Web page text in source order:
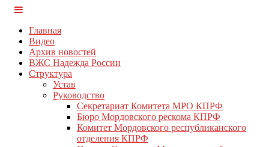
Перейти
содержимому
Главная
Видео
Архив новостей
ВЖС Надежда России
Структура
Устав
Руководство
Секретариат Комитета МРО КПРФ
Бюро Мордовского рескома КПРФ
Комитет Мордовского республиканского
отделения КПРФ